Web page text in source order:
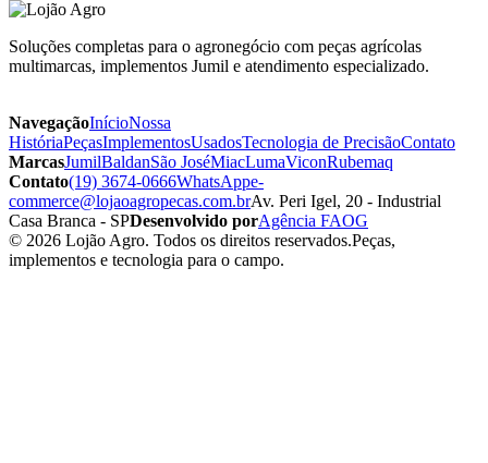
Soluções completas para o agronegócio com peças agrícolas
multimarcas, implementos Jumil e atendimento especializado.
NavegaçãoInícioNossa
HistóriaPeçasImplementosUsadosTecnologia de PrecisãoContato
MarcasJumilBaldanSão JoséMiacLumaViconRubemaq
Contato(19) 3674-0666WhatsAppe-
commerce@lojaoagropecas.com.brAv. Peri Igel, 20 - Industrial
Casa Branca - SPDesenvolvido porAgência FAOG
© 2026 Lojão Agro. Todos os direitos reservados.Peças,
implementos e tecnologia para o campo.